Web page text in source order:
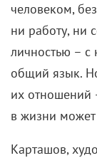
человеком,
ни работу, ни
личностью –
общий язык.
их отношений
в жизни может
Карташов,